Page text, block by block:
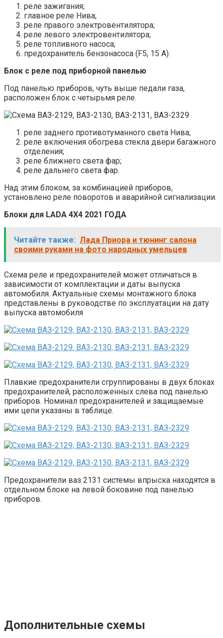
реле зажигания;
главное реле Нива;
реле правого электровентилятора;
реле левого электровентилятора;
реле топливного насоса;
предохранитель бензонасоса (F5, 15 А).
Блок с реле под приборной панелью
Под панелью приборов, чуть выше педали газа,
расположен блок с четырьмя реле.
реле заднего противотуманного света Нива;
реле включения обогрева стекла двери багажного
отделения;
реле ближнего света фар;
реле дальнего света фар.
Над этим блоком, за комбинацией приборов,
установлено реле поворотов и аварийной сигнализации.
Блоки для LADA 4X4 2021 ГОДА
Читайте также: Лада Приора и тюнинг салона
своими руками на фото народных умельцев
Схема реле и предохранителей может отличаться в
зависимости от комплектации и даты выпуска
автомобиля. Актуальные схемы монтажного блока
представлены в руководстве по эксплуатации на дату
выпуска автомобиля
Плавкие предохранители сгруппированы в двух блоках
предохранителей, расположенных слева под панелью
приборов. Номинал предохранителей и защищаемые
ими цепи указаны в таблице.
Предохранители ваз 2131 системы впрыска находятся в
отдельном блоке на левой боковине под панелью
приборов.
Дополнительные схемы